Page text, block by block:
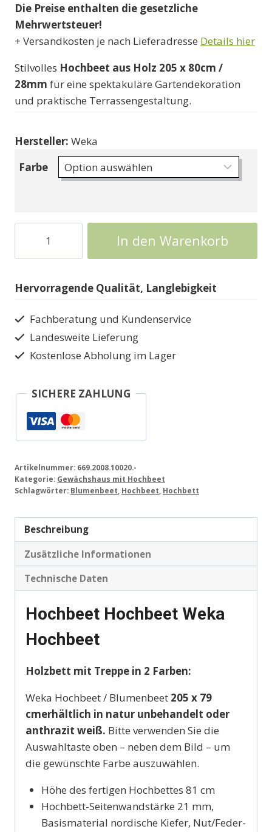
bis
135000 Ft
Die Preise enthalten die gesetzliche
Mehrwertsteuer!
+ Versandkosten je nach Lieferadresse Details hier
Stilvolles Hochbeet aus Holz 205 x 80cm /
28mm für eine spektakuläre Gartendekoration
und praktische Terrassengestaltung.
Hersteller: Weka
Farbe
Hochbeet
Weka
Menge
In den Warenkorb
Hervorragende Qualität, Langlebigkeit
Fachberatung und Kundenservice
Landesweite Lieferung
Kostenlose Abholung im Lager
SICHERE ZAHLUNG
Artikelnummer: 669.2008.10020.-
Kategorie: Gewächshaus mit Hochbeet
Schlagwörter: Blumenbeet Hochbeet Hochbett
Beschreibung
Zusätzliche Informationen
Technische Daten
Hochbeet Hochbeet Weka
Hochbeet
Holzbett mit Treppe in 2 Farben:
Weka Hochbeet / Blumenbeet 205 x 79
cmerhältlich in natur unbehandelt oder
anthrazit weiß. Bitte verwenden Sie die
Auswahltaste oben – neben dem Bild – um
die gewünschte Farbe auszuwählen.
Höhe des fertigen Hochbettes 81 cm
Hochbett-Seitenwandstärke 21 mm,
Basismaterial nordische Kiefer, Nut/Feder-